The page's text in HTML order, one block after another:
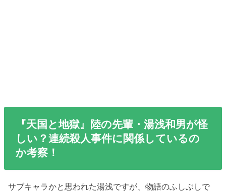
『天国と地獄』陸の先輩・湯浅和男が怪
しい？連続殺人事件に関係しているの
か考察！
サブキャラかと思われた湯浅ですが、物語のふしぶしで